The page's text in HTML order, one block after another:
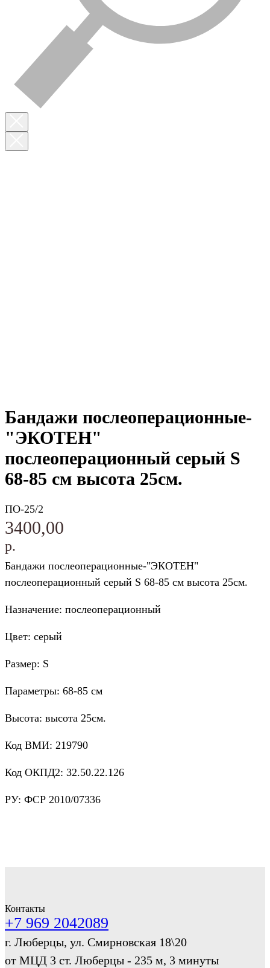
Бандажи послеоперационные-
"ЭКОТЕН"
послеоперационный серый S
68-85 см высота 25см.
ПО-25/2
3400,00
р.
Бандажи послеоперационные-"ЭКОТЕН"
послеоперационный серый S 68-85 см высота 25см.
Назначение: послеоперационный
Цвет: серый
Размер: S
Параметры: 68-85 см
Высота: высота 25см.
Код ВМИ: 219790
Код ОКПД2: 32.50.22.126
РУ: ФСР 2010/07336
Контакты
+7 969 2042089
г. Люберцы, ул. Смирновская 18\20
от МЦД 3 ст. Люберцы - 235 м, 3 минуты